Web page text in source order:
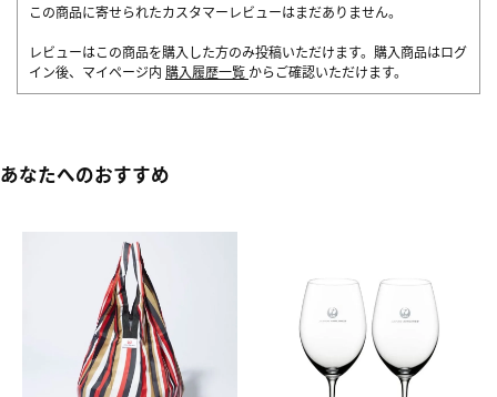
この商品に寄せられたカスタマーレビューはまだありません。
レビューはこの商品を購入した方のみ投稿いただけます。購入商品はログ
イン後、マイページ内 購入履歴一覧 からご確認いただけます。
あなたへのおすすめ